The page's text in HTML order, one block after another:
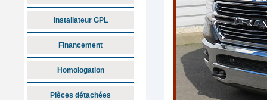
Installateur GPL
Financement
Homologation
Pièces détachées